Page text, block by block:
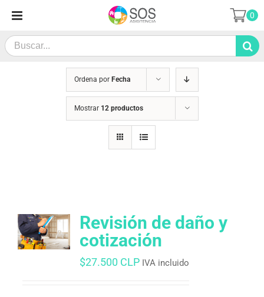
contenido
Search
for:
0
Ordena por Fecha
Mostrar 12 productos
Revisión de daño y
cotización
$27.500 CLP IVA incluido